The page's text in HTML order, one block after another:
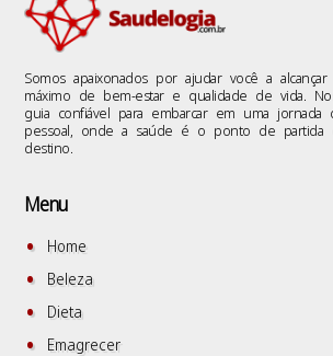
Somos apaixonados por ajudar você a
máximo de bem-estar e qualidade de vida.
guia confiável para embarcar em uma jornada
pessoal, onde a saúde é o ponto de
destino.
Menu
Home
Beleza
Dieta
Emagrecer